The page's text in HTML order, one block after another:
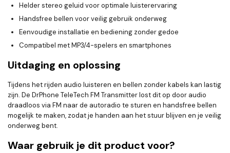
Helder stereo geluid voor optimale luisterervaring
Handsfree bellen voor veilig gebruik onderweg
Eenvoudige installatie en bediening zonder gedoe
Compatibel met MP3/4-spelers en smartphones
Uitdaging en oplossing
Tijdens het rijden audio luisteren en bellen zonder kabels kan lastig
zijn. De DrPhone TeleTech FM Transmitter lost dit op door audio
draadloos via FM naar de autoradio te sturen en handsfree bellen
mogelijk te maken, zodat je handen aan het stuur blijven en je veilig
onderweg bent.
Waar gebruik je dit product voor?